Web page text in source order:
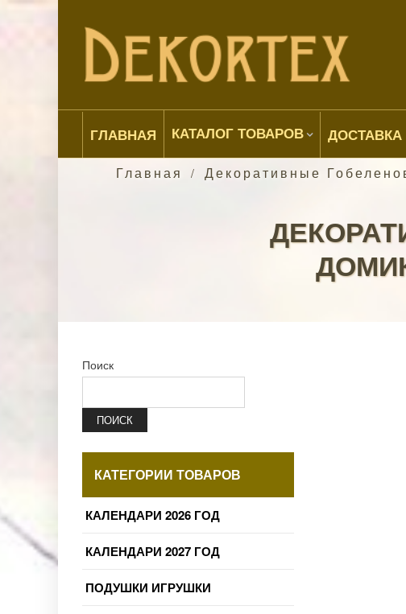
ГЛАВНАЯ КАТАЛОГ ТОВАРОВ ДОСТАВКА
Главная / Декоративные
Поиск
ПОИСК
КАТЕГОРИИ ТОВАРОВ
КАЛЕНДАРИ 2026 ГОД
КАЛЕНДАРИ 2027 ГОД
ПОДУШКИ ИГРУШКИ